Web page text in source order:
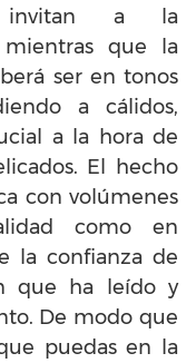
invitan a la
mientras que la
ser en tonos
a cálidos,
a la hora de
El hecho
con volúmenes
como en
la confianza de
que ha leído y
De modo que
puedas en la